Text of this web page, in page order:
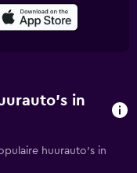
in
huurauto's in